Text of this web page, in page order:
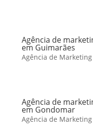
Agência de
em Guimarães
Agência de
Agência de
em Gondomar
Agência de